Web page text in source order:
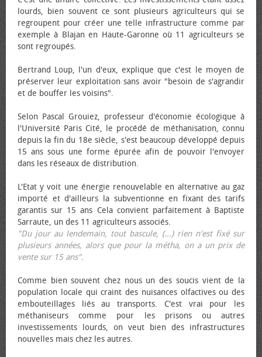
lourds, bien souvent ce sont plusieurs agriculteurs qui se
regroupent pour créer une telle infrastructure comme par
exemple à Blajan en Haute-Garonne où 11 agriculteurs se
sont regroupés.
Bertrand Loup, l'un d'eux, explique que c'est le moyen de
préserver leur exploitation sans avoir "besoin de s'agrandir
et de bouffer les voisins".
Selon Pascal Grouiez, professeur d'économie écologique à
l'Université Paris Cité, le procédé de méthanisation, connu
depuis la fin du 18e siècle, s'est beaucoup développé depuis
15 ans sous une forme épurée afin de pouvoir l'envoyer
dans les réseaux de distribution.
L'Etat y voit une énergie renouvelable en alternative au gaz
importé et d'ailleurs la subventionne en fixant des tarifs
garantis sur 15 ans Cela convient parfaitement à Baptiste
Sarraute, un des 11 agriculteurs associés.
"Du jour au lendemain, tout bascule, (...) rien n'est fixé sur
plusieurs années, alors que pour la métha, on a un prix de
vente sur 15 ans".
Comme bien souvent chez nous un des soucis vient de la
population locale qui craint des nuisances olfactives ou des
embouteillages liés au transports. C'est vrai pour les
méthaniseurs comme pour les prisons ou autres
investissements lourds, on veut bien des infrastructures
nouvelles mais chez les autres.